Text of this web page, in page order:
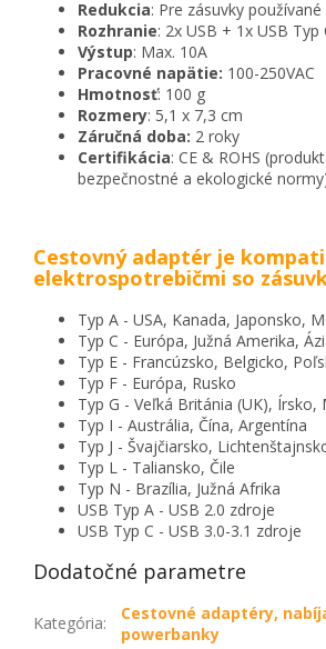
Redukcia: Pre zásuvky používané
Rozhranie: 2x USB + 1x USB Typ
Výstup: Max. 10A
Pracovné napätie: 100-250VAC
Hmotnosť: 100 g
Rozmery: 5,1 x 7,3 cm
Záručná doba: 2 roky
Certifikácia: CE & ROHS
bezpečnostné a ekologické
Cestovný adaptér je
elektrospotrebičmi so
Typ A - USA, Kanada, Japonsko,
Typ C - Európa, Južná Amerika,
Typ E - Francúzsko, Belgicko,
Typ F - Európa, Rusko
Typ G - Veľká Británia (UK), Írsko,
Typ I - Austrália, Čína, Argentína
Typ J - Švajčiarsko,
Typ L - Taliansko, Čile
Typ N - Brazília, Južná Afrika
USB Typ A - USB 2.0 zdroje
USB Typ C - USB 3.0-3.1 zdroje
Dodatočné parametre
Kategória:
Cestovné adaptéry,
powerbanky